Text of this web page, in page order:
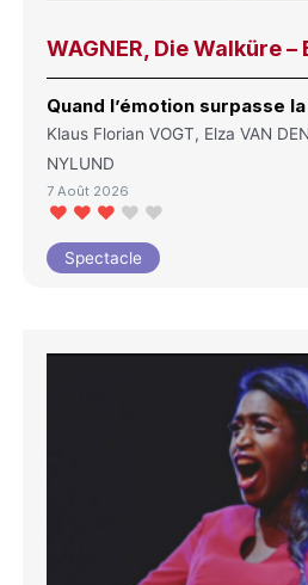
WAGNER, Die Walküre
Quand l’émotion surpasse
Klaus Florian VOGT, Elza VAN
NYLUND
7 Août 2026
Spectacle